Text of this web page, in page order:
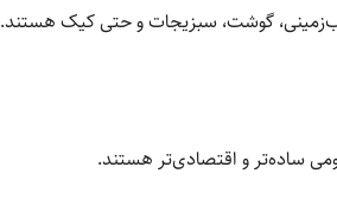
گوشت، سبزیجات و حتی کیک هستند.
ساده‌تر و اقتصادی‌تر هستند.